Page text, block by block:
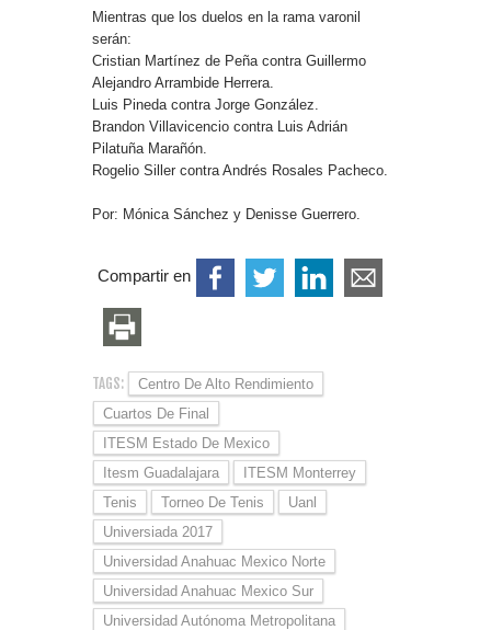
Mientras que los duelos en la rama varonil
serán:
Cristian Martínez de Peña contra Guillermo
Alejandro Arrambide Herrera.
Luis Pineda contra Jorge González.
Brandon Villavicencio contra Luis Adrián
Pilatuña Marañón.
Rogelio Siller contra Andrés Rosales Pacheco.
Por: Mónica Sánchez y Denisse Guerrero.
Compartir en
TAGS:
Centro De Alto Rendimiento
Cuartos De Final
ITESM Estado De Mexico
Itesm Guadalajara
ITESM Monterrey
Tenis
Torneo De Tenis
Uanl
Universiada 2017
Universidad Anahuac Mexico Norte
Universidad Anahuac Mexico Sur
Universidad Autónoma Metropolitana